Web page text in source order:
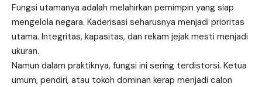
Fungsi utamanya adalah melahirkan pemimpin yang siap
mengelola negara. Kaderisasi seharusnya menjadi prioritas
utama. Integritas, kapasitas, dan rekam jejak mesti menjadi
ukuran.
Namun dalam praktiknya, fungsi ini sering terdistorsi. Ketua
umum, pendiri, atau tokoh dominan kerap menjadi calon